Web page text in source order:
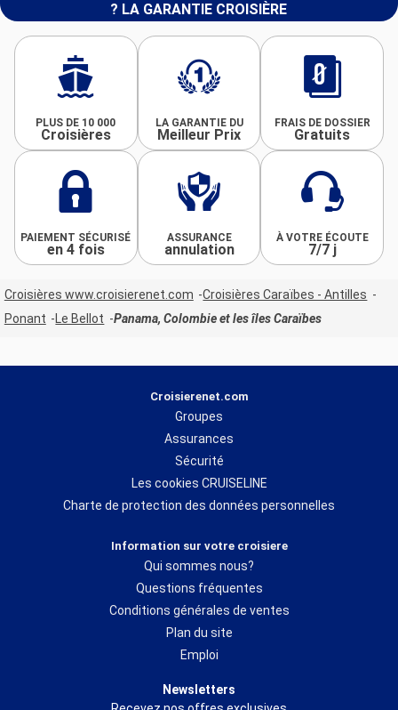
? LA GARANTIE CROISIÈRE
PLUS DE 10 000
Croisières
LA GARANTIE DU
Meilleur Prix
FRAIS DE DOSSIER
Gratuits
PAIEMENT SÉCURISÉ
en 4 fois
ASSURANCE
annulation
À VOTRE ÉCOUTE
7/7 j
Croisières www.croisierenet.com
Croisières Caraïbes - Antilles
Ponant
Le Bellot Panama, Colombie et les îles Caraïbes
Croisierenet.com
Groupes
Assurances
Sécurité
Les cookies CRUISELINE
Charte de protection des données personnelles
Information sur votre croisiere
Qui sommes nous?
Questions fréquentes
Conditions générales de ventes
Plan du site
Emploi
Newsletters